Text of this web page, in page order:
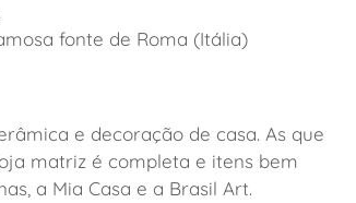
fonte de Roma (Itália)
e decoração de casa. As que
matriz é completa e itens bem
a Mia Casa e a Brasil Art.